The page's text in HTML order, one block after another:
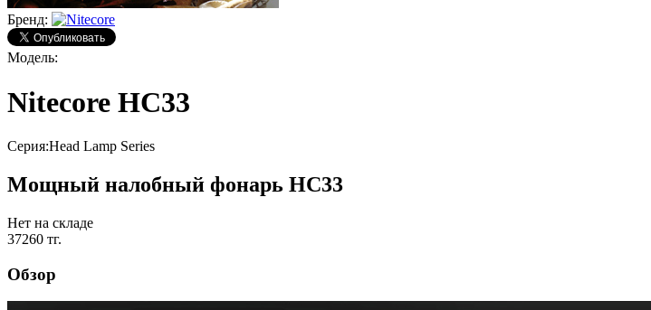
Бренд:
Модель:
Nitecore HC33
Серия:Head Lamp Series
Мощный налобный фонарь HC33
Нет на складе
37260 тг.
Обзор